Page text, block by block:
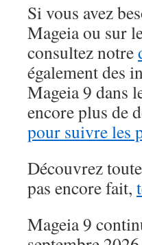
Si vous avez
Mageia ou sur
consultez notre
également des
Mageia 9 dans
encore plus de
pour suivre les
Découvrez
pas encore fait,
Mageia 9